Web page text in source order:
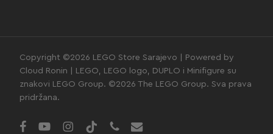
Copyright ©2026 LEGO Store Sarajevo | Powered by
Cloud Ronin | LEGO, LEGO logo, DUPLO i Minifigure su
znakovi LEGO Group. ©2026 The LEGO Group. Sva prava
pridržana.
facebookyoutubeinstagram
tiktok phoneemail